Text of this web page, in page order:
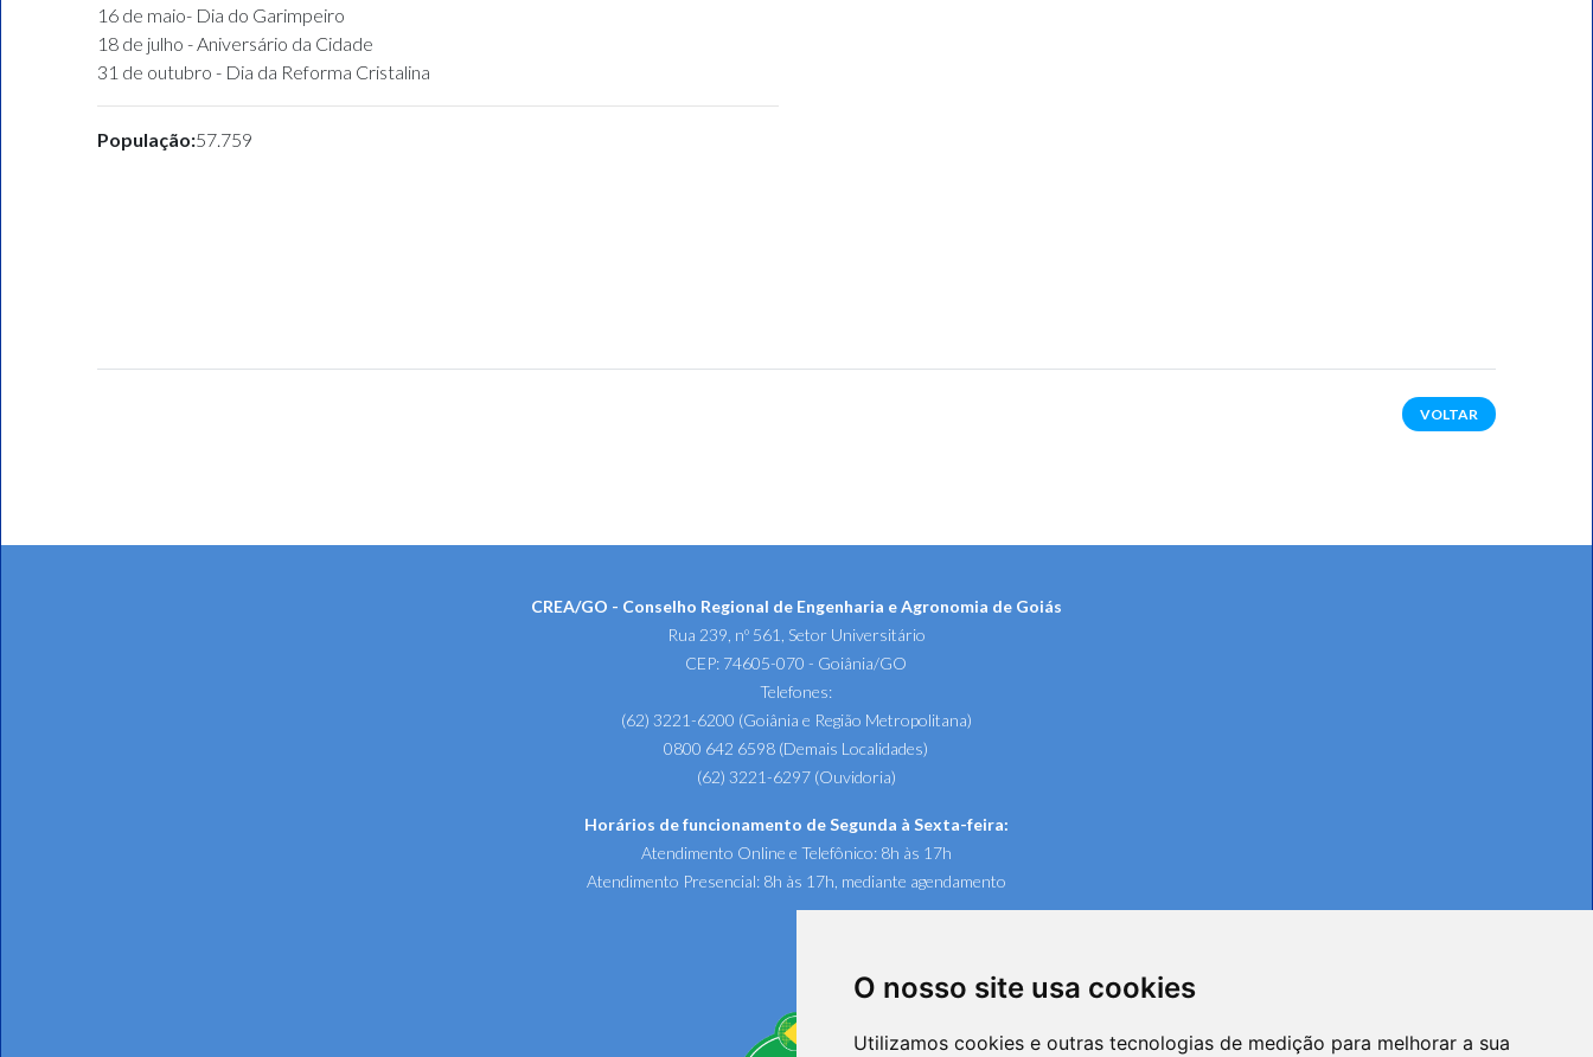
O nosso site usa cookies
Utilizamos cookies e outras tecnologias de medição para melhorar a sua
16 de maio- Dia do Garimpeiro
18 de julho - Aniversário da Cidade
31 de outubro - Dia da Reforma Cristalina
População:57.759
VOLTAR
CREA/GO - Conselho Regional de Engenharia e Agronomia de Goiás
Rua 239, nº 561, Setor Universitário
CEP: 74605-070 - Goiânia/GO
Telefones:
(62) 3221-6200 (Goiânia e Região Metropolitana)
0800 642 6598 (Demais Localidades)
(62) 3221-6297 (Ouvidoria)
Horários de funcionamento de Segunda à Sexta-feira:
Atendimento Online e Telefônico: 8h às 17h
Atendimento Presencial: 8h às 17h, mediante agendamento